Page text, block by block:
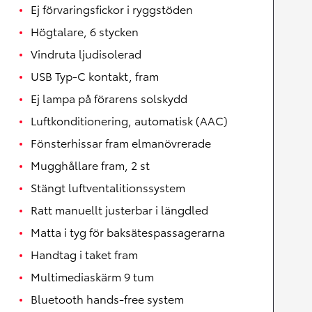
Ej förvaringsfickor i ryggstöden
Högtalare, 6 stycken
Vindruta ljudisolerad
USB Typ-C kontakt, fram
Ej lampa på förarens solskydd
Luftkonditionering, automatisk (AAC)
Fönsterhissar fram elmanövrerade
Mugghållare fram, 2 st
Stängt luftventalitionssystem
Ratt manuellt justerbar i längdled
Matta i tyg för baksätespassagerarna
Handtag i taket fram
Multimediaskärm 9 tum
Bluetooth hands-free system